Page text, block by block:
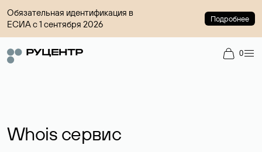
Обязательная идентификация в
ЕСИА с 1 сентября 2026
Подробнее
0
Whois сервис